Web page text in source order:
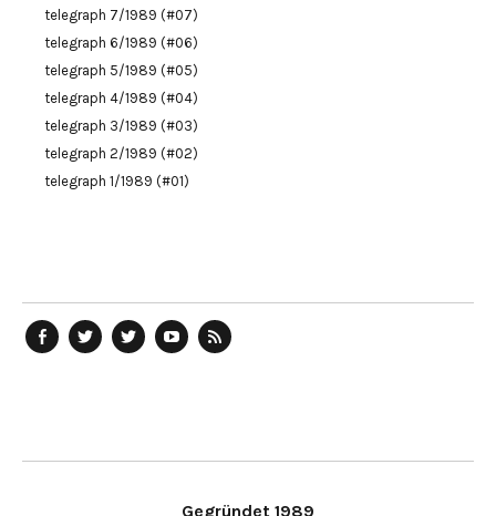
telegraph 7/1989 (#07)
telegraph 6/1989 (#06)
telegraph 5/1989 (#05)
telegraph 4/1989 (#04)
telegraph 3/1989 (#03)
telegraph 2/1989 (#02)
telegraph 1/1989 (#01)
Gegründet 1989